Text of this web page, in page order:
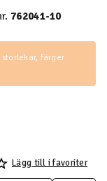
762041-10
storlekar, färger
Lägg till i favoriter